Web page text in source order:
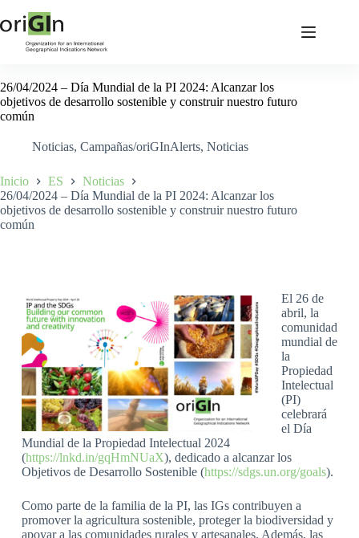
26/04/2024 – Día Mundial de la PI 2024: Alcanzar los
objetivos de desarrollo sostenible y construir nuestro futuro
común
Noticias, Campañas/oriGInAlerts, Noticias
Inicio ES
Noticias
26/04/2024 – Día Mundial de la PI 2024: Alcanzar los
objetivos de desarrollo sostenible y construir nuestro futuro
común
El 26 de
abril, la
comunidad
mundial de
la
Propiedad
Intelectual
(PI)
celebrará
el Día
Mundial de la Propiedad Intelectual 2024
(https://lnkd.in/gqHmNUaX), dedicado a alcanzar los
Objetivos de Desarrollo Sostenible (https://sdgs.un.org/goals).
Como parte de la familia de la PI, las IGs contribuyen a
promover la agricultura sostenible, proteger la biodiversidad y
apoyar a las comunidades rurales y artesanales. Además, las